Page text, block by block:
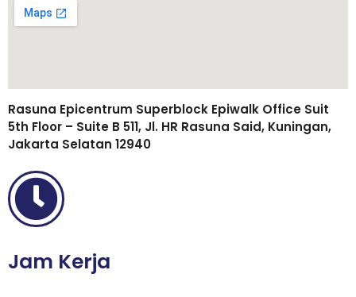
Rasuna Epicentrum Superblock Epiwalk Office Suit
5th Floor – Suite B 511, Jl. HR Rasuna Said, Kuningan,
Jakarta Selatan 12940
Jam Kerja